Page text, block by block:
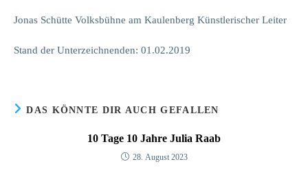
Jonas Schütte Volksbühne am Kaulenberg Künstlerischer Leiter
Stand der Unterzeichnenden: 01.02.2019
DAS KÖNNTE DIR AUCH GEFALLEN
10 Tage 10 Jahre Julia Raab
28. August 2023